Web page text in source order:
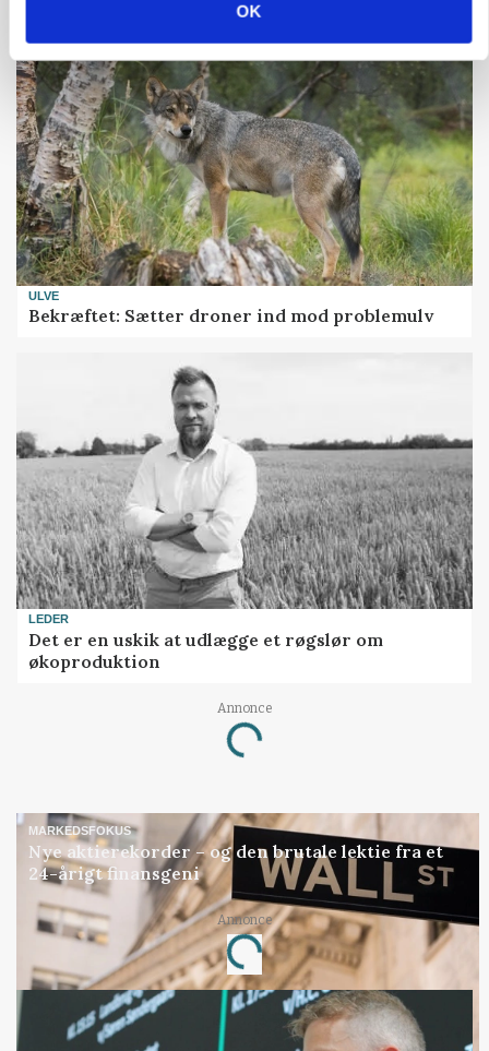
OK
ULVE
Bekræftet: Sætter droner ind mod problemulv
LEDER
Det er en uskik at udlægge et røgslør om
økoproduktion
Annonce
Loading...
MARKEDSFOKUS
Nye aktierekorder – og den brutale lektie fra et
24-årigt finansgeni
Annonce
Loading...